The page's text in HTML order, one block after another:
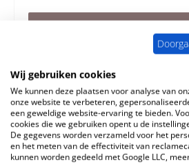
Origineel binnenwerk voor de
RAIS Odina binnenwerk
brandkamersteen, vuurvaste stenen
Eigenschappen
Informatie over productveiligheid
Wij gebruiken cookies
We kunnen deze plaatsen voor analyse van
onze website te verbeteren,
een geweldige website-ervaring te bieden.
cookies die we gebruiken opent u de
De gegevens worden verzameld voor het
en het meten van de effectiviteit van
kunnen worden gedeeld met Google LLC,